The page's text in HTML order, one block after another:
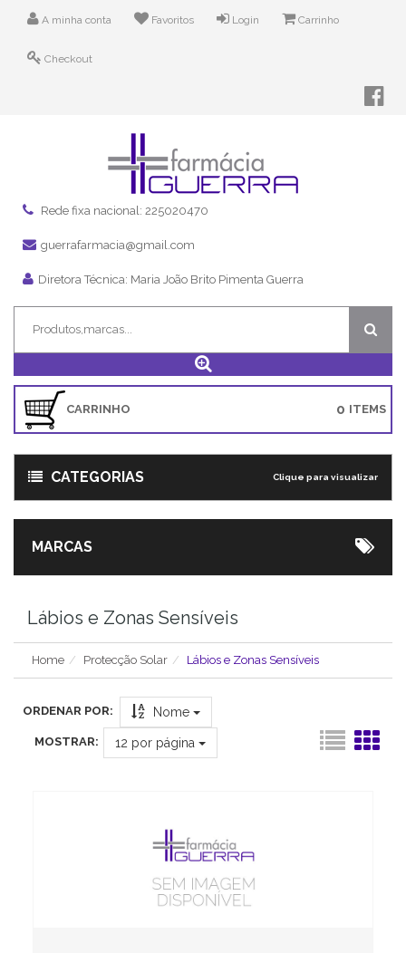
A minha conta Favoritos Login Carrinho
Checkout
Rede fixa nacional: 225020470
guerrafarmacia@gmail.com
Diretora Técnica: Maria João Brito Pimenta Guerra
CARRINHO ITEMS
0
CATEGORIAS Clique para visualizar
MARCAS
Lábios e Zonas Sensíveis
Home Protecção Solar Lábios e Zonas Sensíveis
ORDENAR POR: Nome
MOSTRAR: 12 por página